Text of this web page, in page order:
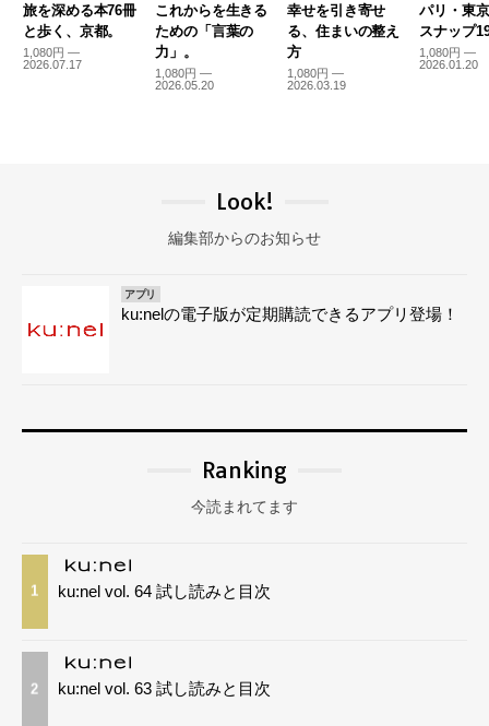
旅を深める本76冊
と歩く、京都。
1,080円 —
2026.07.17
これからを生きる
ための「言葉の
力」。
1,080円 —
2026.05.20
幸せを引き寄せ
る、住まいの整え
方
1,080円 —
2026.03.19
パリ・東
スナップ
1,080円 —
2026.01.20
Look!
編集部からのお知らせ
アプリ
ku:nelの電子版が定期購読できるアプリ登場！
Ranking
今読まれてます
1 ku:nel vol. 64 試し読みと目次
2 ku:nel vol. 63 試し読みと目次